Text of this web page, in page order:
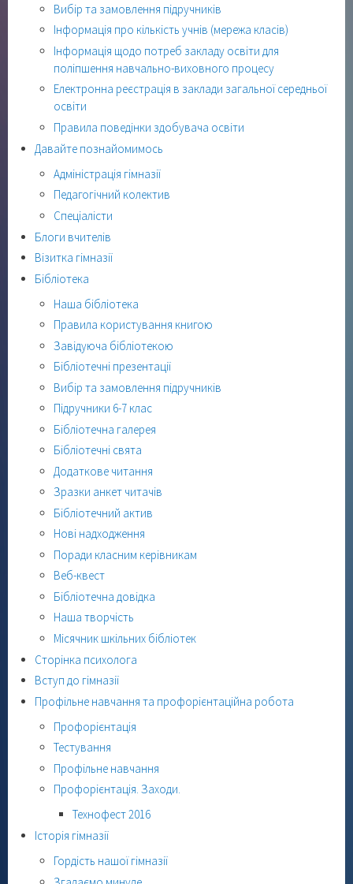
Вибір та замовлення підручників
Інформація про кількість учнів (мережа класів)
Інформація щодо потреб закладу освіти для
поліпшення навчально-виховного процесу
Електронна реєстрація в заклади загальної середньої
освіти
Правила поведінки здобувача освіти
Давайте познайомимось
Адміністрація гімназії
Педагогічний колектив
Спеціалісти
Блоги вчителів
Візитка гімназії
Бібліотека
Наша бібліотека
Правила користування книгою
Завідуюча бібліотекою
Бібліотечні презентації
Вибір та замовлення підручників
Підручники 6-7 клас
Бібліотечна галерея
Бібліотечні свята
Додаткове читання
Зразки анкет читачів
Бібліотечний актив
Нові надходження
Поради класним керівникам
Веб-квест
Бібліотечна довідка
Наша творчість
Місячник шкільних бібліотек
Сторінка психолога
Вступ до гімназії
Профільне навчання та профорієнтаційна робота
Профорієнтація
Тестування
Профільне навчання
Профорієнтація. Заходи.
Технофест 2016
Історія гімназії
Гордість нашої гімназії